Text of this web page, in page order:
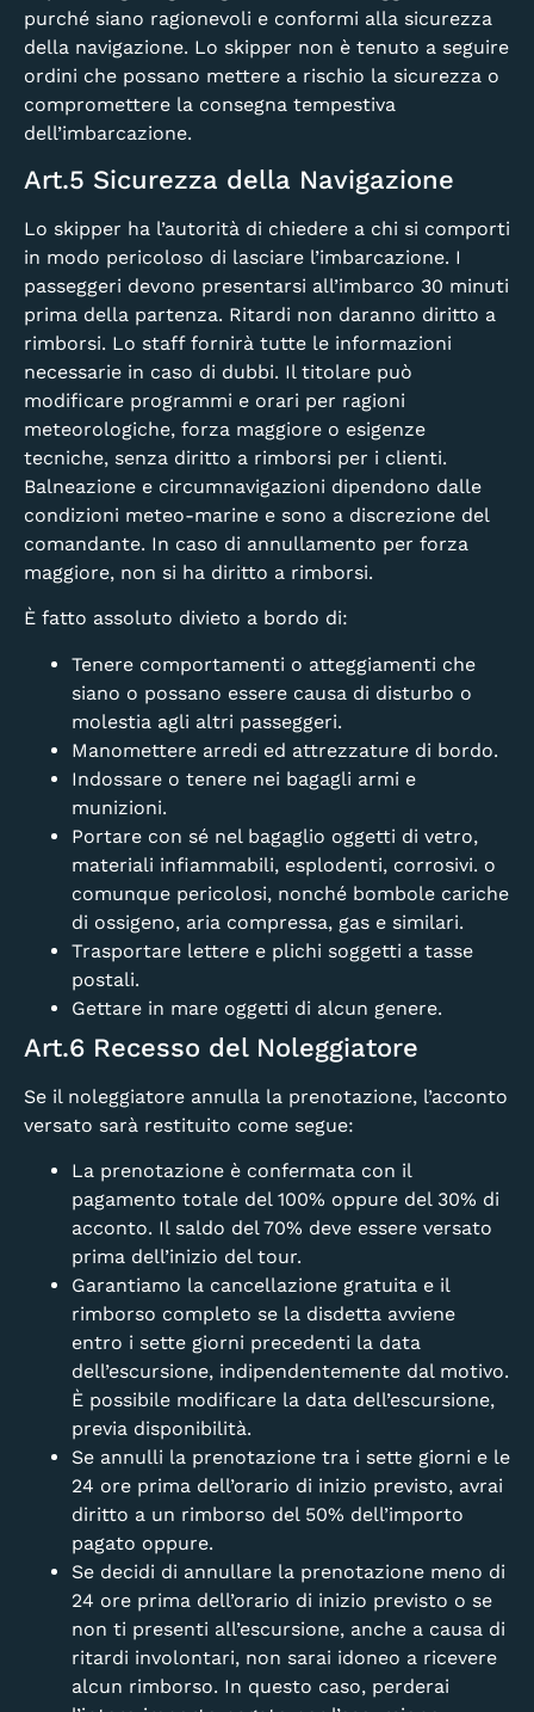
purché siano ragionevoli e conformi alla sicurezza
della navigazione. Lo skipper non è tenuto a seguire
ordini che possano mettere a rischio la sicurezza o
compromettere la consegna tempestiva
dell’imbarcazione.
Art.5 Sicurezza della Navigazione
Lo skipper ha l’autorità di chiedere a chi si comporti
in modo pericoloso di lasciare l’imbarcazione. I
passeggeri devono presentarsi all’imbarco 30 minuti
prima della partenza. Ritardi non daranno diritto a
rimborsi. Lo staff fornirà tutte le informazioni
necessarie in caso di dubbi. Il titolare può
modificare programmi e orari per ragioni
meteorologiche, forza maggiore o esigenze
tecniche, senza diritto a rimborsi per i clienti.
Balneazione e circumnavigazioni dipendono dalle
condizioni meteo-marine e sono a discrezione del
comandante. In caso di annullamento per forza
maggiore, non si ha diritto a rimborsi.
È fatto assoluto divieto a bordo di:
Tenere comportamenti o atteggiamenti che
siano o possano essere causa di disturbo o
molestia agli altri passeggeri.
Manomettere arredi ed attrezzature di bordo.
Indossare o tenere nei bagagli armi e
munizioni.
Portare con sé nel bagaglio oggetti di vetro,
materiali infiammabili, esplodenti, corrosivi. o
comunque pericolosi, nonché bombole cariche
di ossigeno, aria compressa, gas e similari.
Trasportare lettere e plichi soggetti a tasse
postali.
Gettare in mare oggetti di alcun genere.
Art.6 Recesso del Noleggiatore
Se il noleggiatore annulla la prenotazione, l’acconto
versato sarà restituito come segue:
La prenotazione è confermata con il
pagamento totale del 100% oppure del 30% di
acconto. Il saldo del 70% deve essere versato
prima dell’inizio del tour.
Garantiamo la cancellazione gratuita e il
rimborso completo se la disdetta avviene
entro i sette giorni precedenti la data
dell’escursione, indipendentemente dal motivo.
È possibile modificare la data dell’escursione,
previa disponibilità.
Se annulli la prenotazione tra i sette giorni e le
24 ore prima dell’orario di inizio previsto, avrai
diritto a un rimborso del 50% dell’importo
pagato oppure.
Se decidi di annullare la prenotazione meno di
24 ore prima dell’orario di inizio previsto o se
non ti presenti all’escursione, anche a causa di
ritardi involontari, non sarai idoneo a ricevere
alcun rimborso. In questo caso, perderai